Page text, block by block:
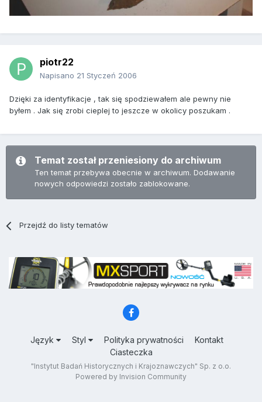
piotr22
Napisano 21 Styczeń 2006
Dzięki za identyfikacje , tak się spodziewałem ale pewny nie
byłem . Jak się zrobi cieplej to jeszcze w okolicy poszukam .
Temat został przeniesiony do archiwum
Ten temat przebywa obecnie w archiwum. Dodawanie
nowych odpowiedzi zostało zablokowane.
Przejdź do listy tematów
Język Styl Polityka prywatności
Kontakt
Ciasteczka
"Instytut Badań Historycznych i Krajoznawczych" Sp. z o.o.
Powered by Invision Community